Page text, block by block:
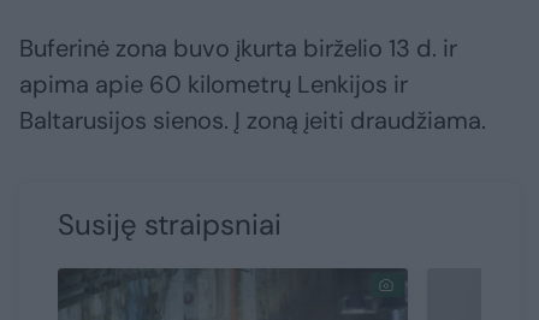
Buferinė zona buvo įkurta birželio 13 d. ir
apima apie 60 kilometrų Lenkijos ir
Baltarusijos sienos. Į zoną įeiti draudžiama.
Susiję straipsniai